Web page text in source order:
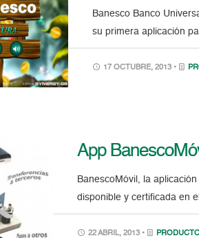
Banesco Banco
su primera aplicación
17 OCTUBRE, 2013 •
App
BanescoMóvil, la
disponible y certificada en
22 ABRIL, 2013 •